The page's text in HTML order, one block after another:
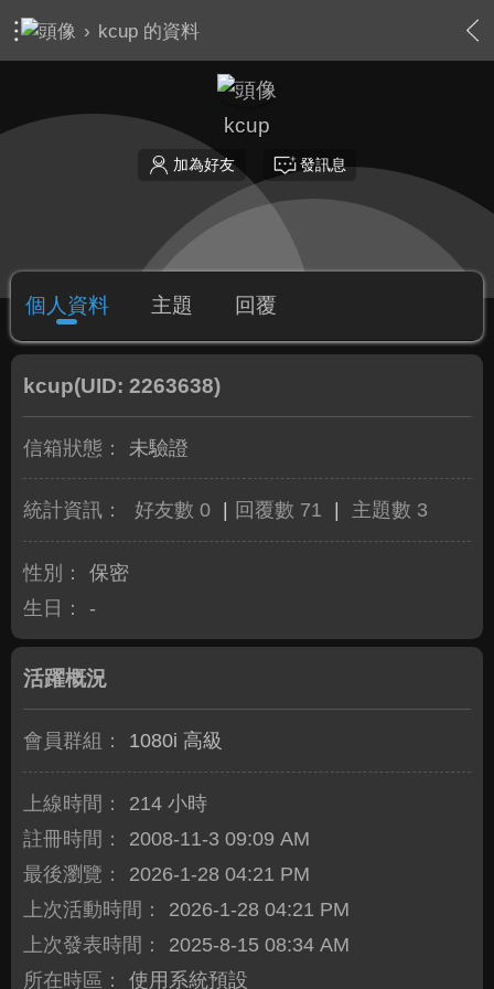
› kcup 的資料
kcup
加為好友 發訊息
個人資料 主題 回覆
kcup(UID: 2263638)
信箱狀態： 未驗證
統計資訊： 好友數 0 回覆數 71 主題數 3
性別：
保密
生日：
-
活躍概況
會員群組： 1080i 高級
上線時間：
214 小時
註冊時間：
2008-11-3 09:09 AM
最後瀏覽：
2026-1-28 04:21 PM
上次活動時間：
2026-1-28 04:21 PM
上次發表時間：
2025-8-15 08:34 AM
所在時區：
使用系統預設